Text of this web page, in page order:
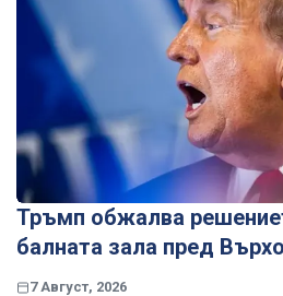
Тръмп обжалва
балната зала пред
7 Август, 2026